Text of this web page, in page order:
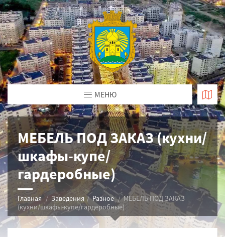
МЕНЮ
МЕБЕЛЬ ПОД ЗАКАЗ (кухни/
шкафы-купе/
гардеробные)
Главная Заведения Разное
МЕБЕЛЬ ПОД ЗАКАЗ
(кухни/шкафы-купе/гардеробные)